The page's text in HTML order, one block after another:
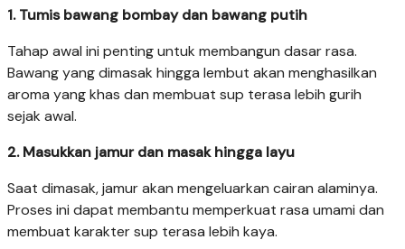
1. Tumis bawang bombay dan bawang putih
Tahap awal ini penting untuk membangun dasar rasa.
Bawang yang dimasak hingga lembut akan menghasilkan
aroma yang khas dan membuat sup terasa lebih gurih
sejak awal.
2. Masukkan jamur dan masak hingga layu
Saat dimasak, jamur akan mengeluarkan cairan alaminya.
Proses ini dapat membantu memperkuat rasa umami dan
membuat karakter sup terasa lebih kaya.